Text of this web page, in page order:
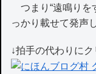
つまり“遠鳴りを
っかり載せて発声
↓拍手の代わりに